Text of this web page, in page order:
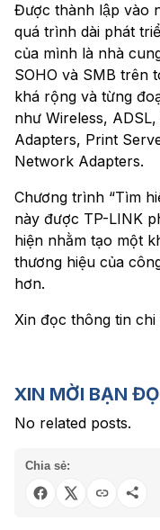
Được thành lập vào
quá trình dài phát
của mình là nhà
SOHO và SMB trên
khá rộng và từng
như Wireless,
Adapters, Print
Network Adapters.
Chương trình “Tìm
này được TP-LINK
hiện nhằm tạo một
thương hiệu của
hơn.
Xin đọc thông tin chi
XIN MỜI BẠN
No related posts.
Chia sẻ: